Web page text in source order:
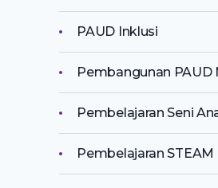
PAUD Inklusi
Pembangunan PAUD
Pembelajaran Seni
Pembelajaran STEAM